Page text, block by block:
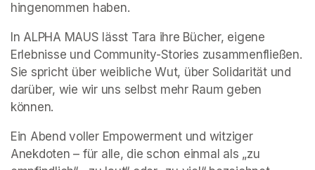
hingenommen haben.
In ALPHA MAUS lässt Tara ihre Bücher, eigene
Erlebnisse und Community-Stories zusammenfließen.
Sie spricht über weibliche Wut, über Solidarität und
darüber, wie wir uns selbst mehr Raum geben
können.
Ein Abend voller Empowerment und witziger
Anekdoten – für alle, die schon einmal als „zu